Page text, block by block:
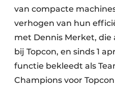
van compacte
verhogen van hun
met Dennis Merket, die
bij Topcon, en sinds 1
functie bekleedt als
Champions voor